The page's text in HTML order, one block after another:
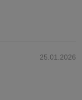
25.01.2026